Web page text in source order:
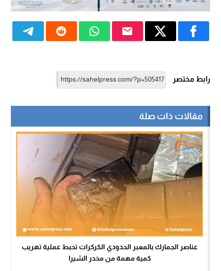
رابط مختصر
مقالات ذات صلة
عناصر الجمارك بالمعبر الحدودي الكركرات تحبط عملية تهريب
كمية مهمة من مخدر الشيرا